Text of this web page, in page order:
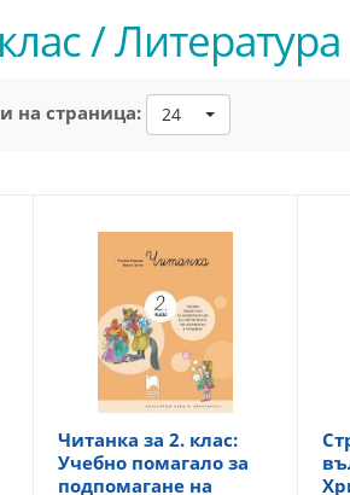
/ Литература
на страница: 24
Читанка за 2. клас:
Учебно помагало за
подпомагане на